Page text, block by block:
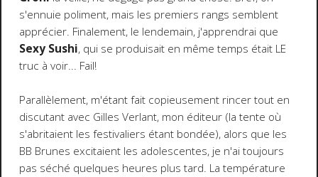
s'ennuie poliment, mais les premiers rangs semblent
apprécier. Finalement, le lendemain, j'apprendrai que
Sexy Sushi, qui se produisait en même temps était LE
truc à voir... Fail!
Parallèlement, m'étant fait copieusement rincer tout en
discutant avec Gilles Verlant, mon éditeur (la tente où
s'abritaient les festivaliers étant bondée), alors que les
BB Brunes excitaient les adolescentes, je n'ai toujours
pas séché quelques heures plus tard. La température